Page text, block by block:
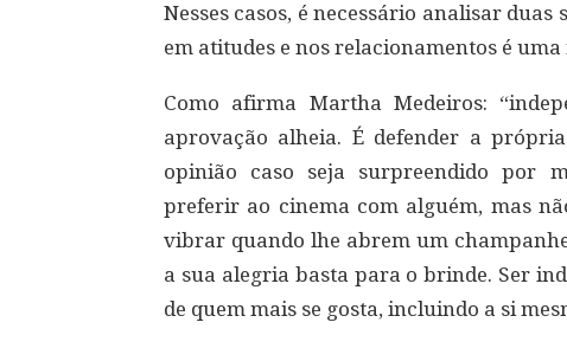
Nesses casos, é necessário analisar
em atitudes e nos relacionamentos é uma
Como afirma Martha Medeiros:
aprovação alheia. É defender a
opinião caso seja surpreendido por
preferir ao cinema com alguém, mas
vibrar quando lhe abrem um
a sua alegria basta para o brinde. Ser
de quem mais se gosta, incluindo a si